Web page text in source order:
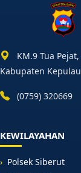
KM.9 Tua
Kabupaten
(0759) 320669
KEWILAYAHAN
Polsek Siberut